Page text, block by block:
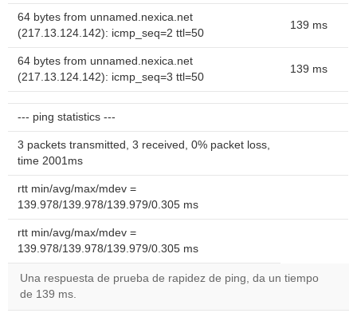
64 bytes from unnamed.nexica.net
(217.13.124.142): icmp_seq=2 ttl=50
139 ms
64 bytes from unnamed.nexica.net
(217.13.124.142): icmp_seq=3 ttl=50
139 ms
--- ping statistics ---
3 packets transmitted, 3 received, 0% packet loss,
time 2001ms
rtt min/avg/max/mdev =
139.978/139.978/139.979/0.305 ms
rtt min/avg/max/mdev =
139.978/139.978/139.979/0.305 ms
Una respuesta de prueba de rapidez de ping, da un tiempo
de 139 ms.